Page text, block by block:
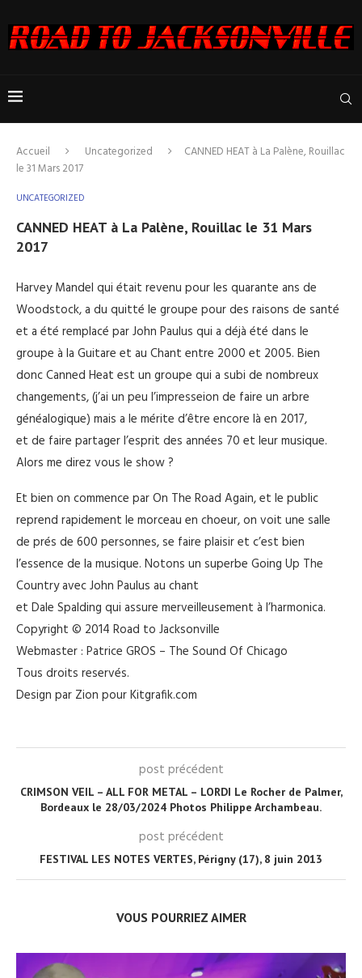
Accueil Uncategorized
CANNED HEAT à La Palène, Rouillac
le 31 Mars 2017
UNCATEGORIZED
CANNED HEAT à La Palène, Rouillac le 31 Mars
2017
Harvey Mandel qui était revenu pour les quarante ans de
Woodstock, a du quitté le groupe pour des raisons de santé
et a été remplacé par John Paulus qui a déjà été dans le
groupe à la Guitare et au Chant entre 2000 et 2005. Bien
donc Canned Heat est un groupe qui a subi de nombreux
changements, (j’ai un peu l’impresseion de faire un arbre
généalogique) mais a le mérite d’être encore là en 2017,
et de faire partager l’esprit des années 70 et leur musique.
Alors me direz vous le show ?
Et bien on commence par On The Road Again, et le public
reprend rapidement le morceau en choeur, on voit une salle
de prés de 600 personnes, se faire plaisir et c’est bien
l’essence de la musique. Notons un superbe Going Up The
Country avec John Paulus au chant
et Dale Spalding qui assure merveilleusement à l’harmonica.
Copyright © 2014 Road to Jacksonville
Webmaster : Patrice GROS – The Sound Of Chicago
Tous droits reservés.
Design par Zion pour Kitgrafik.com
post précédent
CRIMSON VEIL – ALL FOR METAL – LORDI Le Rocher de Palmer,
Bordeaux le 28/03/2024 Photos Philippe Archambeau.
post précédent
FESTIVAL LES NOTES VERTES, Périgny (17), 8 juin 2013
VOUS POURRIEZ AIMER